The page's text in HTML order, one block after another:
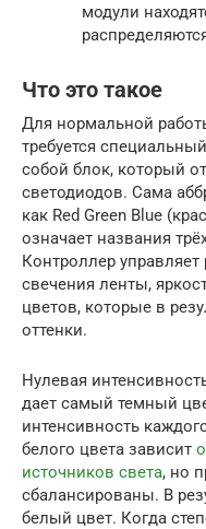
модули
Что это такое
Для нормальной
требуется
собой блок, который
светодиодов. Сама
как Red Green Blue
означает названия
Контроллер
свечения ленты,
цветов, которые в
оттенки.
Нулевая
дает самый темный
интенсивность
белого цвета зависит
источников света, но
сбалансированы. В
белый цвет. Когда